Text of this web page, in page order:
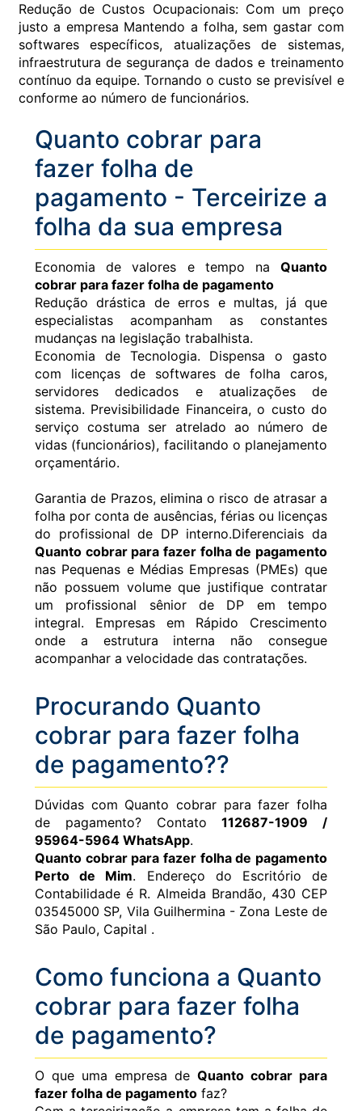
Redução de Custos Ocupacionais: Com um preço
justo a empresa Mantendo a folha, sem gastar com
softwares específicos, atualizações de sistemas,
infraestrutura de segurança de dados e treinamento
contínuo da equipe. Tornando o custo se previsível e
conforme ao número de funcionários.
Quanto cobrar para
fazer folha de
pagamento - Terceirize a
folha da sua empresa
Economia de valores e tempo na Quanto
cobrar para fazer folha de pagamento
Redução drástica de erros e multas, já que
especialistas acompanham as constantes
mudanças na legislação trabalhista.
Economia de Tecnologia. Dispensa o gasto
com licenças de softwares de folha caros,
servidores dedicados e atualizações de
sistema. Previsibilidade Financeira, o custo do
serviço costuma ser atrelado ao número de
vidas (funcionários), facilitando o planejamento
orçamentário.
Garantia de Prazos, elimina o risco de atrasar a
folha por conta de ausências, férias ou licenças
do profissional de DP interno.Diferenciais da
Quanto cobrar para fazer folha de pagamento
nas Pequenas e Médias Empresas (PMEs) que
não possuem volume que justifique contratar
um profissional sênior de DP em tempo
integral. Empresas em Rápido Crescimento
onde a estrutura interna não consegue
acompanhar a velocidade das contratações.
Procurando Quanto
cobrar para fazer folha
de pagamento??
Dúvidas com Quanto cobrar para fazer folha
de pagamento? Contato112687-1909 /
95964-5964 WhatsApp.
Quanto cobrar para fazer folha de pagamento
Perto de Mim. Endereço do Escritório de
Contabilidade é R. Almeida Brandão, 430 CEP
03545000 SP, Vila Guilhermina - Zona Leste de
São Paulo, Capital .
Como funciona a Quanto
cobrar para fazer folha
de pagamento?
O que uma empresa de Quanto cobrar para
fazer folha de pagamento faz?